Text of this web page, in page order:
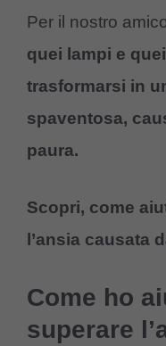
Per il nostro
quei lampi e
trasformarsi in
spaventosa,
paura.
Scopri, come
l’ansia causata
Come ho
superare